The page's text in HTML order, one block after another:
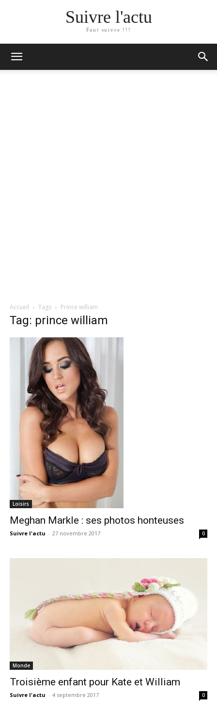
Suivre l'actu
Faut suivre !!!
Accueil Tags Prince william
Tag: prince william
Loisirs
Meghan Markle : ses photos honteuses
Suivre l'actu - 27 novembre 2017 0
Monde
Troisième enfant pour Kate et William
Suivre l'actu - 4 septembre 2017 0